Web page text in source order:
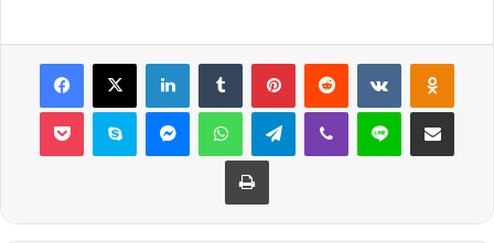
Facebook
X LinkedInTumblr PinterestReddit VKontakte
Pocket Skype MessengerWhatsAppTelegramViber Line E-Posta ile
Yazdır